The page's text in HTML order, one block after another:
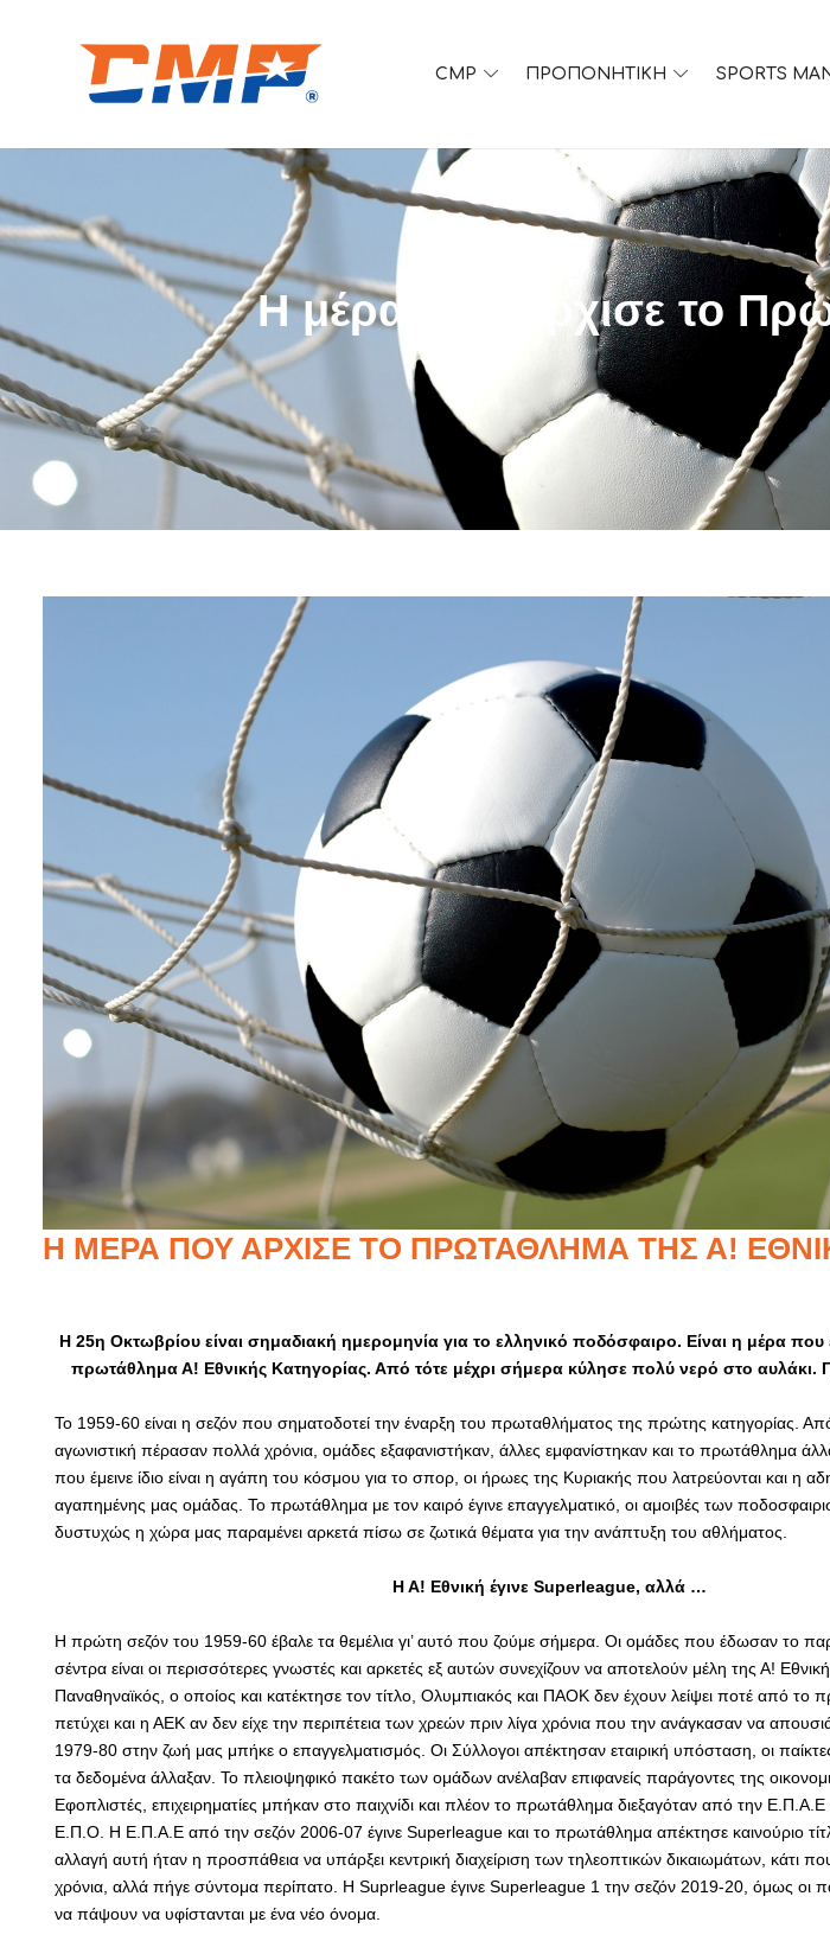
SPORTS EDUCATION
CMP ΠΡΟΠΟΝΗΤΙΚΗ SPORTS
Η μέρα που άρχισε το
Η ΜΈΡΑ ΠΟΥ ΆΡΧΙΣΕ ΤΟ ΠΡΩΤΆΘΛΗΜΑ ΤΗΣ Α!
Η 25η Οκτωβρίου είναι σημαδιακή ημερομηνία για το ελληνικό ποδόσφαιρο. Είναι η μέρα
πρωτάθλημα Α! Εθνικής Κατηγορίας. Από τότε μέχρι σήμερα κύλησε πολύ νερό στο αυλάκι.
Το 1959-60 είναι η σεζόν που σηματοδοτεί την έναρξη του πρωταθλήματος της πρώτης κατηγορίας.
αγωνιστική πέρασαν πολλά χρόνια, ομάδες εξαφανιστήκαν, άλλες εμφανίστηκαν και το πρωτάθλημα
που έμεινε ίδιο είναι η αγάπη του κόσμου για το σπορ, οι ήρωες της Κυριακής που λατρεύονται και η
αγαπημένης μας ομάδας. Το πρωτάθλημα με τον καιρό έγινε επαγγελματικό, οι αμοιβές των
δυστυχώς η χώρα μας παραμένει αρκετά πίσω σε ζωτικά θέματα για την ανάπτυξη του αθλήματος.
Η Α! Εθνική έγινε Superleague, αλλά …
Η πρώτη σεζόν του 1959-60 έβαλε τα θεμέλια γι’ αυτό που ζούμε σήμερα. Οι ομάδες που έδωσαν το
σέντρα είναι οι περισσότερες γνωστές και αρκετές εξ αυτών συνεχίζουν να αποτελούν μέλη της Α!
Παναθηναϊκός, ο οποίος και κατέκτησε τον τίτλο, Ολυμπιακός και ΠΑΟΚ δεν έχουν λείψει ποτέ από το
πετύχει και η ΑΕΚ αν δεν είχε την περιπέτεια των χρεών πριν λίγα χρόνια που την ανάγκασαν να
1979-80 στην ζωή μας μπήκε ο επαγγελματισμός. Οι Σύλλογοι απέκτησαν εταιρική υπόσταση, οι
τα δεδομένα άλλαξαν. Το πλειοψηφικό πακέτο των ομάδων ανέλαβαν επιφανείς παράγοντες της
Εφοπλιστές, επιχειρηματίες μπήκαν στο παιχνίδι και πλέον το πρωτάθλημα διεξαγόταν από την
Ε.Π.Ο. Η Ε.Π.Α.Ε από την σεζόν 2006-07 έγινε Superleague και το πρωτάθλημα απέκτησε καινούριο
αλλαγή αυτή ήταν η προσπάθεια να υπάρξει κεντρική διαχείριση των τηλεοπτικών δικαιωμάτων, κάτι
χρόνια, αλλά πήγε σύντομα περίπατο. Η Suprleague έγινε Superleague 1 την σεζόν 2019-20, όμως οι
να πάψουν να υφίστανται με ένα νέο όνομα.